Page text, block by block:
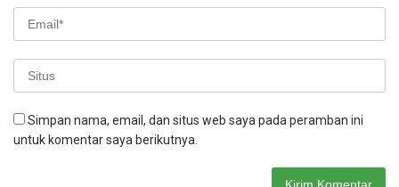
Simpan nama, email, dan situs web saya pada peramban ini
untuk komentar saya berikutnya.